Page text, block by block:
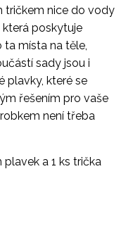
tričkem nice do vody
která poskytuje
ta místa na těle,
sady jsou i
plavky, které se
řešením pro vaše
není třeba
a 1 ks trička